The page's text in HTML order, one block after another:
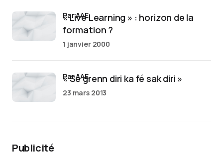
« Live Learning » : horizon de la
formation ?
par AAE
1 janvier 2000
« Sé grenn diri ka fé sak diri »
par AAE
23 mars 2013
Publicité